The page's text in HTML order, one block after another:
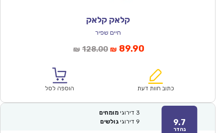
קלאק קלאק
חיים שפיר
₪ 128.00המחיר
₪128.00.
₪ 89.90המחיר
הוא:
כתוב חוות דעת הוספה לסל
9.7
נהדר
3 דירוגי מומחים
9 דירוגי גולשים